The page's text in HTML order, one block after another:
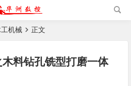
设备|非标
化设备
工机械 正文
料钻孔铣型打磨一体